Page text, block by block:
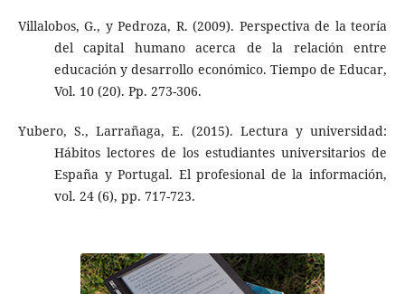
Villalobos, G., y Pedroza, R. (2009). Perspectiva de la teoría
del capital humano acerca de la relación entre
educación y desarrollo económico. Tiempo de Educar,
Vol. 10 (20). Pp. 273-306.
Yubero, S., Larrañaga, E. (2015). Lectura y universidad:
Hábitos lectores de los estudiantes universitarios de
España y Portugal. El profesional de la información,
vol. 24 (6), pp. 717-723.